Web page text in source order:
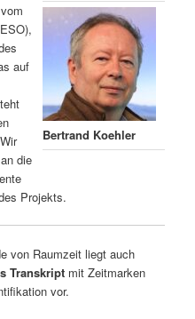
Bertrand Koehler
auf
die
Projekts.
von Raumzeit liegt auch
Transkriptmit Zeitmarken
vor.